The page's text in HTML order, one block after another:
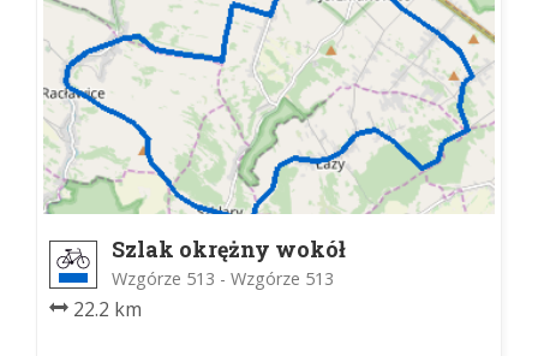
Szlak okrężny wokół
Jerzmanowic
Wzgórze 513 - Wzgórze 513
22.2 km